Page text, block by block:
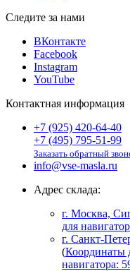
Следите за нами
ВКонтакте
Facebook
Instagram
YouTube
Контактная информация
+7 (925) 420-64-40
+7 (495) 795-51-99
Заказать обратный
info@vse-masla.ru
Адрес склада:
г. Москва,
для
г. Санкт-
(Координаты
навигатора: